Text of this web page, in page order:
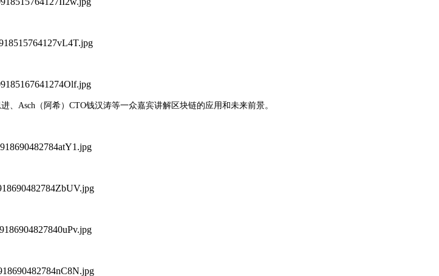
、Asch（阿希）CTO钱汉涛等一众嘉宾讲解区块链的应用和未来前景。